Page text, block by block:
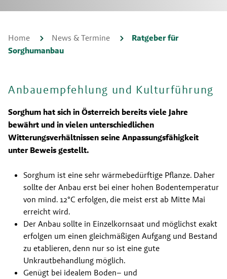
Home News & Termine
Ratgeber für
Sorghumanbau
Anbauempfehlung und Kulturführung
Sorghum hat sich in Österreich bereits viele Jahre
bewährt und in vielen unterschiedlichen
Witterungsverhältnissen seine Anpassungsfähigkeit
unter Beweis gestellt.
Sorghum ist eine sehr wärmebedürftige Pflanze. Daher
sollte der Anbau erst bei einer hohen Bodentemperatur
von mind. 12°C erfolgen, die meist erst ab Mitte Mai
erreicht wird.
Der Anbau sollte in Einzelkornsaat und möglichst exakt
erfolgen um einen gleichmäßigen Aufgang und Bestand
zu etablieren, denn nur so ist eine gute
Unkrautbehandlung möglich.
Genügt bei idealem Boden– und